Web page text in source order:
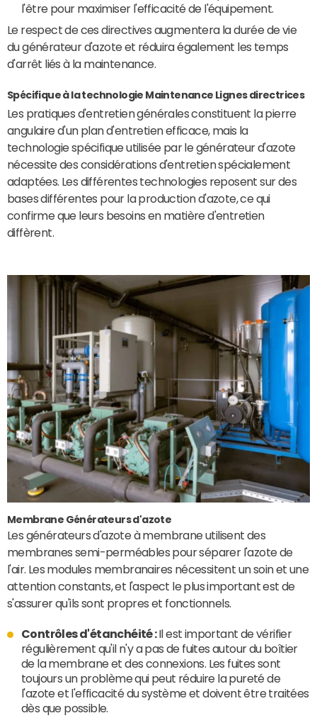
l'être pour maximiser l'efficacité de l'équipement.
Le respect de ces directives augmentera la durée de vie
du générateur d'azote et réduira également les temps
d'arrêt liés à la maintenance.
Spécifique à la technologie Maintenance Lignes directrices
Les pratiques d'entretien générales constituent la pierre
angulaire d'un plan d'entretien efficace, mais la
technologie spécifique utilisée par le générateur d'azote
nécessite des considérations d'entretien spécialement
adaptées. Les différentes technologies reposent sur des
bases différentes pour la production d'azote, ce qui
confirme que leurs besoins en matière d'entretien
diffèrent.
Membrane Générateurs d'azote
Les générateurs d'azote à membrane utilisent des
membranes semi-perméables pour séparer l'azote de
l'air. Les modules membranaires nécessitent un soin et une
attention constants, et l'aspect le plus important est de
s'assurer qu'ils sont propres et fonctionnels.
Contrôles d'étanchéité :Il est important de vérifier
régulièrement qu'il n'y a pas de fuites autour du boîtier
de la membrane et des connexions. Les fuites sont
toujours un problème qui peut réduire la pureté de
l'azote et l'efficacité du système et doivent être traitées
dès que possible.